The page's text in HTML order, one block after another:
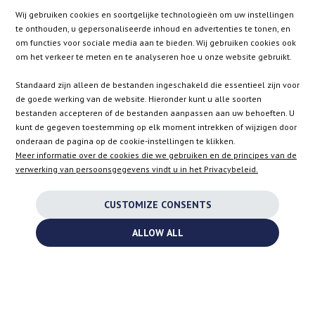
CZ ES IT SE
SK
EN
FACEBOOK
Wij gebruiken cookies en soortgelijke technologieën om uw instellingen
te onthouden, u gepersonaliseerde inhoud en advertenties te tonen, en
om functies voor sociale media aan te bieden. Wij gebruiken cookies ook
om het verkeer te meten en te analyseren hoe u onze website gebruikt.
Standaard zijn alleen de bestanden ingeschakeld die essentieel zijn voor
de goede werking van de website. Hieronder kunt u alle soorten
bestanden accepteren of de bestanden aanpassen aan uw behoeften. U
kunt de gegeven toestemming op elk moment intrekken of wijzigen door
onderaan de pagina op de cookie-instellingen te klikken.
Meer informatie over de cookies die we gebruiken en de principes van de
verwerking van persoonsgegevens vindt u in het Privacybeleid.
CUSTOMIZE CONSENTS
ALLOW ALL